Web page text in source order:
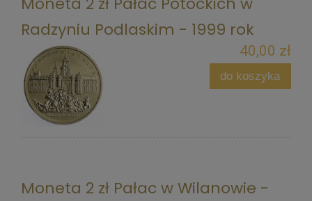
Radzyniu Podlaskim - 1999 rok
40,00 zł
do koszyka
Moneta 2 zł Pałac w Wilanowie -